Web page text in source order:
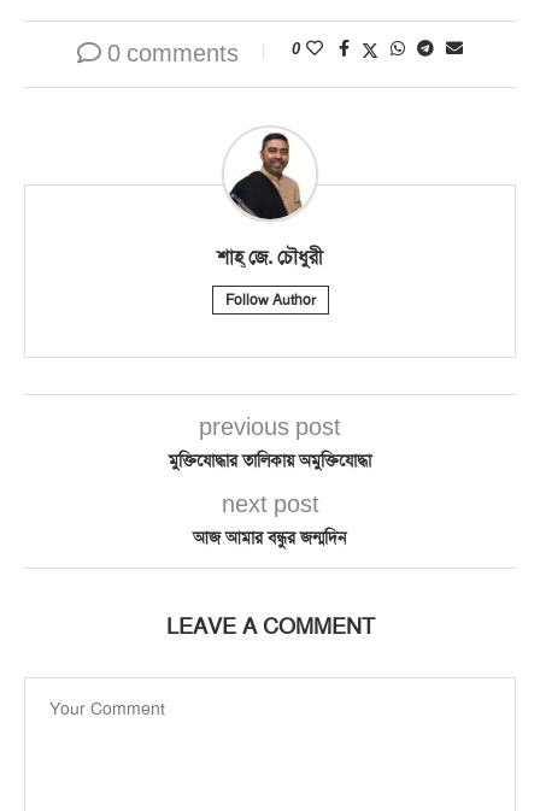
0 comments 0
শাহ্‌ জে. চৌধুরী
Follow Author
previous post
মুক্তিযোদ্ধার তালিকায় অমুক্তিযোদ্ধা
next post
আজ আমার বন্ধুর জন্মদিন
LEAVE A COMMENT